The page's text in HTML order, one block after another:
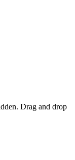
Drag and drop